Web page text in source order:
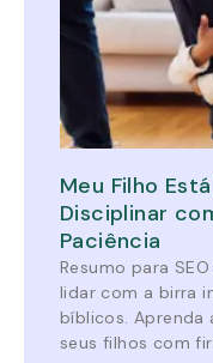
Meu Filho
Disciplinar
Paciência
Resumo para
lidar com a birra
bíblicos. Aprenda
seus filhos com